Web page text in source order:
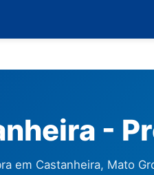
-
em Castanheira, Mato